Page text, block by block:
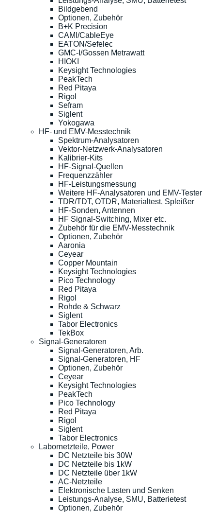
Bildgebend
Optionen, Zubehör
B+K Precision
CAMI/CableEye
EATON/Sefelec
GMC-I/Gossen Metrawatt
HIOKI
Keysight Technologies
PeakTech
Red Pitaya
Rigol
Sefram
Siglent
Yokogawa
HF- und EMV-Messtechnik
Spektrum-Analysatoren
Vektor-Netzwerk-Analysatoren
Kalibrier-Kits
HF-Signal-Quellen
Frequenzzähler
HF-Leistungsmessung
Weitere HF-Analysatoren und EMV-Tester
TDR/TDT, OTDR, Materialtest, Spleißer
HF-Sonden, Antennen
HF Signal-Switching, Mixer etc.
Zubehör für die EMV-Messtechnik
Optionen, Zubehör
Aaronia
Ceyear
Copper Mountain
Keysight Technologies
Pico Technology
Red Pitaya
Rigol
Rohde & Schwarz
Siglent
Tabor Electronics
TekBox
Signal-Generatoren
Signal-Generatoren, Arb.
Signal-Generatoren, HF
Optionen, Zubehör
Ceyear
Keysight Technologies
PeakTech
Pico Technology
Red Pitaya
Rigol
Siglent
Tabor Electronics
Labornetzteile, Power
DC Netzteile bis 30W
DC Netzteile bis 1kW
DC Netzteile über 1kW
AC-Netzteile
Elektronische Lasten und Senken
Leistungs-Analyse, SMU, Batterietest
Optionen, Zubehör